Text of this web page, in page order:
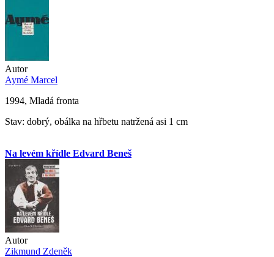
Autor
Aymé Marcel
1994, Mladá fronta
Stav: dobrý, obálka na hřbetu natržená asi 1 cm
Na levém křídle Edvard Beneš
Autor
Zikmund Zdeněk